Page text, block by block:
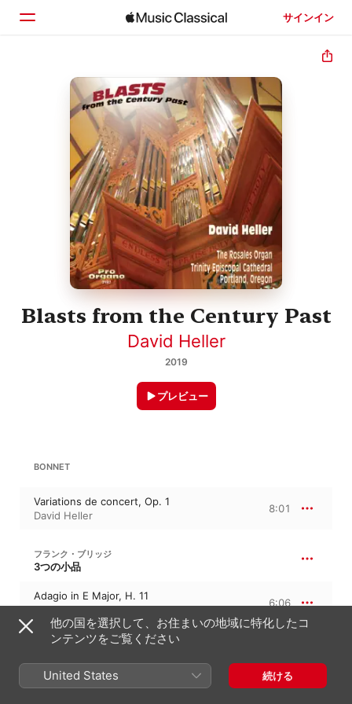
サインイン
ホーム
見つける
検索
Blasts from the Century Past
David Heller
2019
プレビュー
BONNET
Variations de concert, Op. 1
David Heller
8:01
フランク・ブリッジ
3つの小品
Adagio in E Major, H. 11
David Heller
6:06
ピエトロ・アレッサンドロ・ヨン
12のディヴェルティメント
Humoresque "L'organo primitivo"
他の国を選択して、お住まいの地域に特化したコ
ンテンツをご覧ください
United States 続ける